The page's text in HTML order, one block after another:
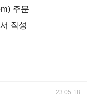
주문
작성
23.05.18